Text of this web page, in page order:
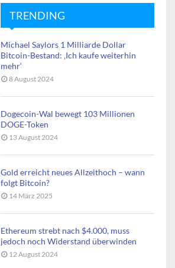
TRENDING
Michael Saylors 1 Milliarde Dollar
Bitcoin-Bestand: ‚Ich kaufe weiterhin
mehr‘
8 August 2024
Dogecoin-Wal bewegt 103 Millionen
DOGE-Token
13 August 2024
Gold erreicht neues Allzeithoch – wann
folgt Bitcoin?
14 März 2025
Ethereum strebt nach $4.000, muss
jedoch noch Widerstand überwinden
12 August 2024